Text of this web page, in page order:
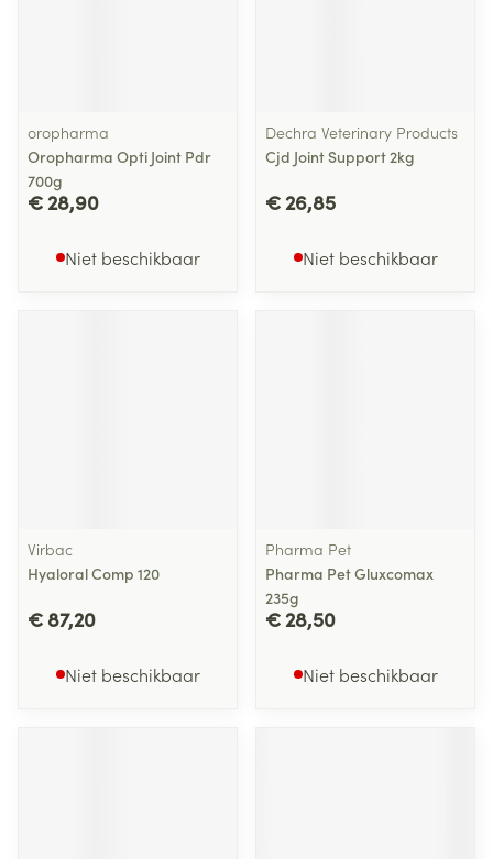
oropharma
Oropharma Opti Joint Pdr
700g
€ 28,90
Niet beschikbaar
Dechra Veterinary Products
Cjd Joint Support 2kg
€ 26,85
Niet beschikbaar
Virbac
Hyaloral Comp 120
€ 87,20
Niet beschikbaar
Pharma Pet
Pharma Pet Gluxcomax
235g
€ 28,50
Niet beschikbaar